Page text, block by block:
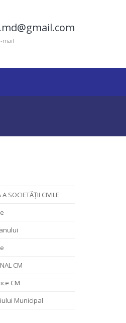
mail
SOCIETĂȚII CIVILE
CM
CM
Municipal